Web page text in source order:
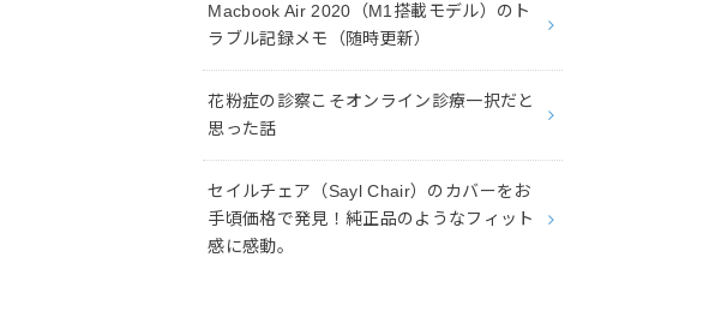
Macbook Air 2020（M1搭載モデル）のト
ラブル記録メモ（随時更新）
花粉症の診察こそオンライン診療一択だと
思った話
セイルチェア（Sayl Chair）のカバーをお
手頃価格で発見！純正品のようなフィット
感に感動。